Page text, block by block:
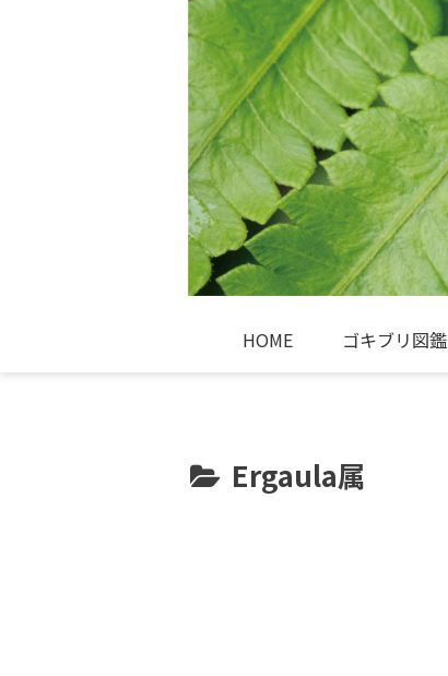
HOME ゴキブリ図鑑
Ergaula属